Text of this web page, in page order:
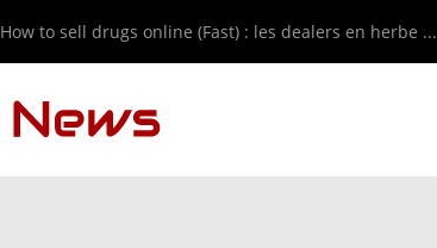
How to sell drugs online (Fast) : les dealers en herbe ...